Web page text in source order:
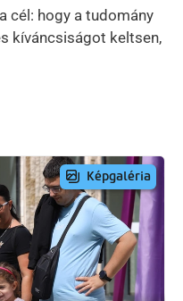
cél: hogy a tudomány
kíváncsiságot keltsen,
Képgaléria